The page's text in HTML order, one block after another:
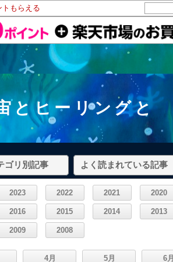
トもらえる
とヒーリングと
ゴリ別記事 よく読まれている記事
2023 2022 2021 2020
2016 2015 2014 2013
2009 2008
4月 5月 6月